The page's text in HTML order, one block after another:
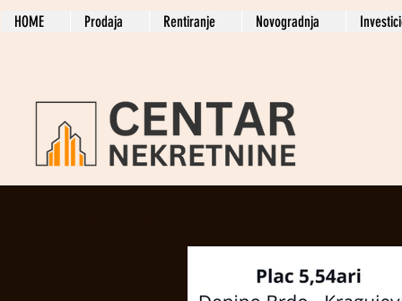
HOME Prodaja Rentiranje Novogradnja